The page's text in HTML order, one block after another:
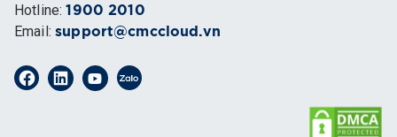
Hotline: 1900 2010
Email: support@cmccloud.vn